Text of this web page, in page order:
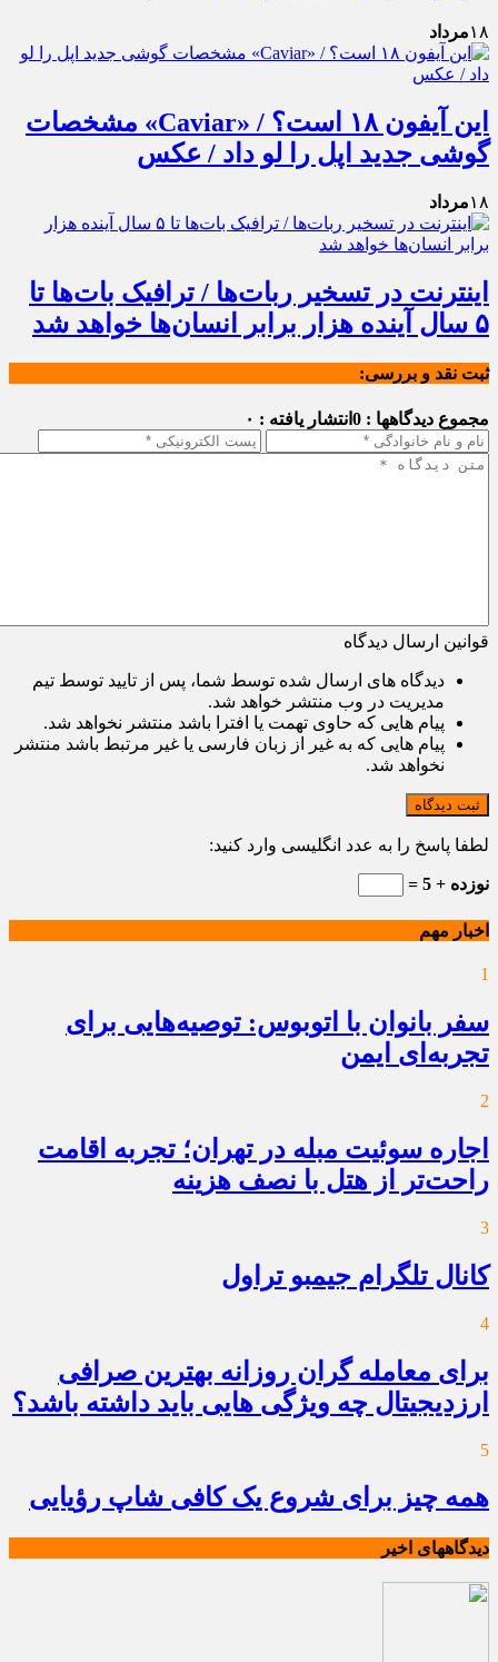
۱۸مرداد
این آیفون ۱۸ است؟ / «Caviar» مشخصات
گوشی جدید اپل را لو داد / عکس
۱۸مرداد
اینترنت در تسخیر ربات‌ها / ترافیک بات‌ها تا
۵ سال آینده هزار برابر انسان‌ها خواهد شد
ثبت نقد و بررسی:
مجموع دیدگاهها : 0 انتشار یافته : ۰
قوانین ارسال دیدگاه
دیدگاه های ارسال شده توسط شما، پس از تایید توسط تیم
مدیریت در وب منتشر خواهد شد.
پیام هایی که حاوی تهمت یا افترا باشد منتشر نخواهد شد.
پیام هایی که به غیر از زبان فارسی یا غیر مرتبط باشد منتشر
نخواهد شد.
ثبت دیدگاه
لطفا پاسخ را به عدد انگلیسی وارد کنید:
نوزده + 5 =
اخبار مهم
1
سفر بانوان با اتوبوس: توصیه‌هایی برای
تجربه‌ای ایمن
2
اجاره سوئیت مبله در تهران؛ تجربه اقامت
راحت‌تر از هتل با نصف هزینه
3
کانال تلگرام جیمبو تراول
4
برای معامله گران روزانه بهترین صرافی
ارزدیجیتال چه ویژگی هایی باید داشته باشد؟
5
همه چیز برای شروع یک کافی شاپ رؤیایی
دیدگاههای اخیر